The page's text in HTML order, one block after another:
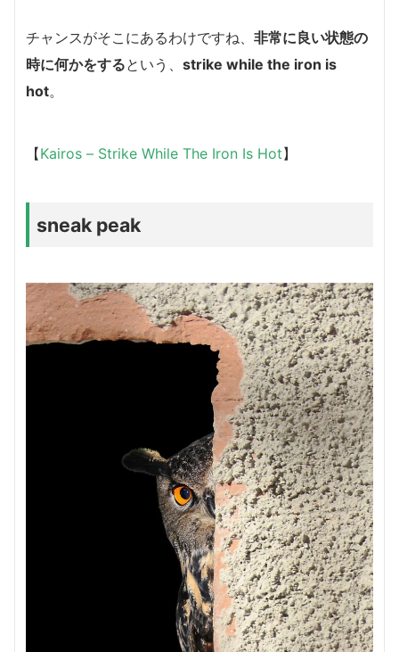
チャンスがそこにあるわけですね、 非常に良い状態の
時に何かをするという、 strike while the iron is
hot。
【Kairos – Strike While The Iron Is Hot】
sneak peak